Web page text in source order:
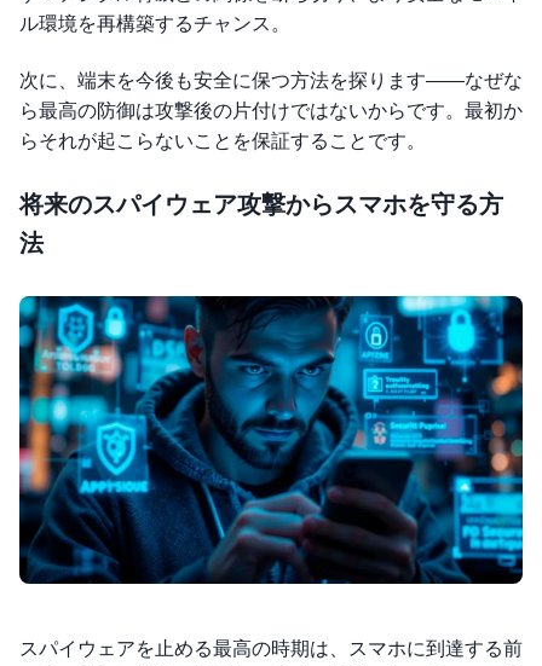
ル環境を再構築するチャンス。
次に、端末を今後も安全に保つ方法を探ります——なぜな
ら最高の防御は攻撃後の片付けではないからです。最初か
らそれが起こらないことを保証することです。
将来のスパイウェア攻撃からスマホを守る方
法
スパイウェアを止める最高の時期は、スマホに到達する前